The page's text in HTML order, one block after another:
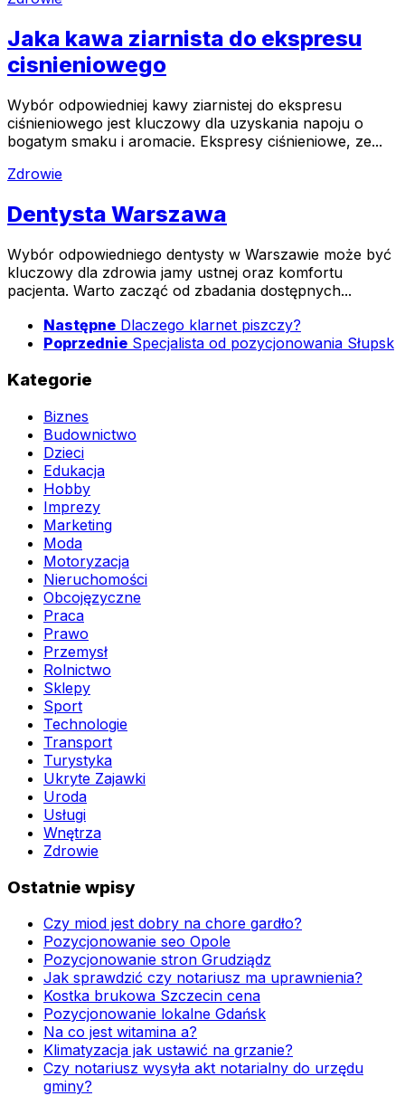
Jaka kawa ziarnista do ekspresu
cisnieniowego
Wybór odpowiedniej kawy ziarnistej do ekspresu
ciśnieniowego jest kluczowy dla uzyskania napoju o
bogatym smaku i aromacie. Ekspresy ciśnieniowe, ze...
Zdrowie
Dentysta Warszawa
Wybór odpowiedniego dentysty w Warszawie może być
kluczowy dla zdrowia jamy ustnej oraz komfortu
pacjenta. Warto zacząć od zbadania dostępnych...
Następne Dlaczego klarnet piszczy?
Poprzednie Specjalista od pozycjonowania Słupsk
Kategorie
Biznes
Budownictwo
Dzieci
Edukacja
Hobby
Imprezy
Marketing
Moda
Motoryzacja
Nieruchomości
Obcojęzyczne
Praca
Prawo
Przemysł
Rolnictwo
Sklepy
Sport
Technologie
Transport
Turystyka
Ukryte Zajawki
Uroda
Usługi
Wnętrza
Zdrowie
Ostatnie wpisy
Czy miod jest dobry na chore gardło?
Pozycjonowanie seo Opole
Pozycjonowanie stron Grudziądz
Jak sprawdzić czy notariusz ma uprawnienia?
Kostka brukowa Szczecin cena
Pozycjonowanie lokalne Gdańsk
Na co jest witamina a?
Klimatyzacja jak ustawić na grzanie?
Czy notariusz wysyła akt notarialny do urzędu
gminy?